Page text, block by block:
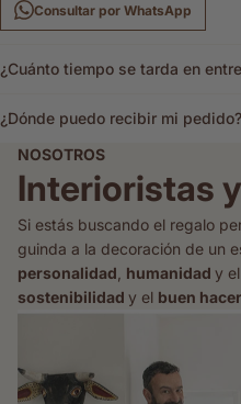
Consultar por WhatsApp
¿Cuánto tiempo se tarda en
¿Dónde puedo recibir mi pedido?
NOSOTROS
Interioristas
Si estás buscando el regalo
guinda a la decoración de un
personalidad humanidad y
sostenibilidad y el buen hacer